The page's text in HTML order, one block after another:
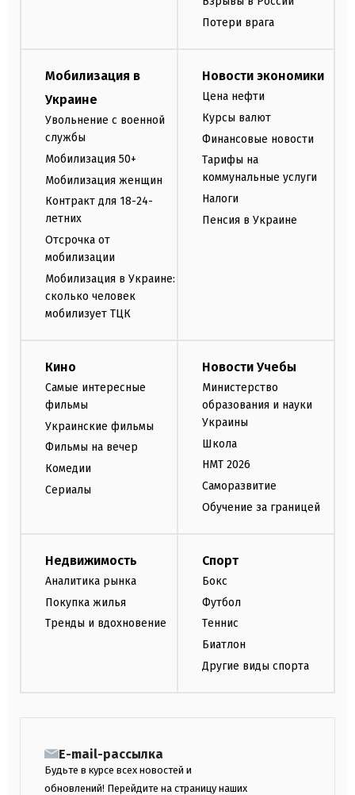
Потери врага
Мобилизация в
Украине
Увольнение с военной
службы
Мобилизация 50+
Мобилизация женщин
Контракт для 18-24-
летних
Отсрочка от
мобилизации
Мобилизация в Украине:
сколько человек
мобилизует ТЦК
Новости экономики
Цена нефти
Курсы валют
Финансовые новости
Тарифы на
коммунальные услуги
Налоги
Пенсия в Украине
Кино
Самые интересные
фильмы
Украинские фильмы
Фильмы на вечер
Комедии
Сериалы
Новости Учебы
Министерство
образования и науки
Украины
Школа
НМТ 2026
Саморазвитие
Обучение за границей
Недвижимость
Аналитика рынка
Покупка жилья
Тренды и вдохновение
Спорт
Бокс
Футбол
Теннис
Биатлон
Другие виды спорта
E-mail-рассылка
Будьте в курсе всех новостей и
обновлений! Перейдите на страницу наших